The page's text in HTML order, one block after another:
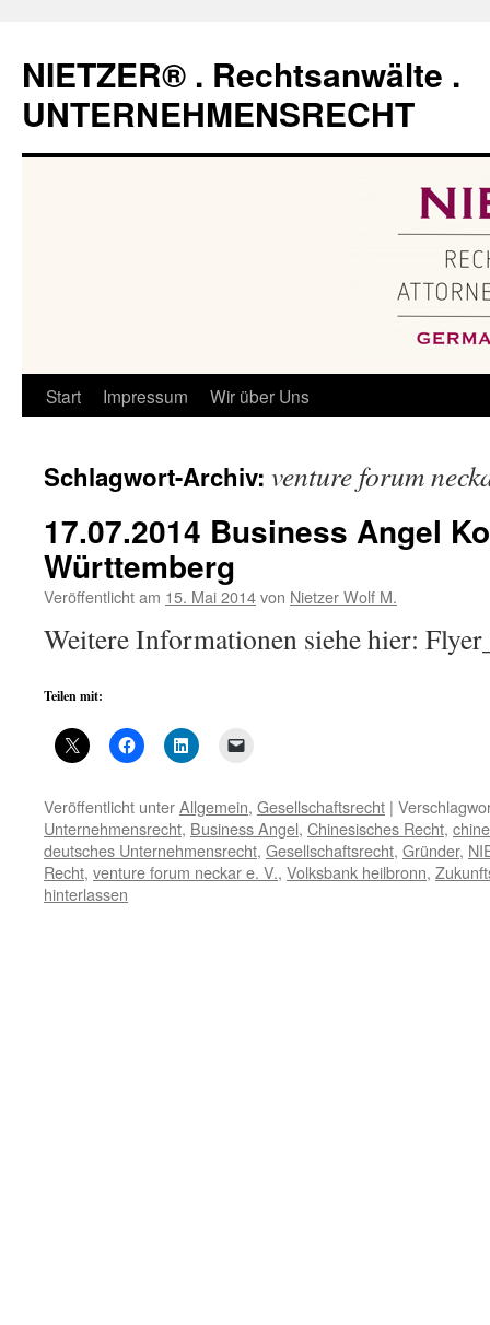
springen
NIETZER® . Rechtsanwälte .
UNTERNEHMENSRECHT
Start Impressum Wir über Uns
Schlagwort-Archiv: venture forum
17.07.2014 Business Angel
Württemberg
Veröffentlicht am 15. Mai 2014von Nietzer Wolf M.
Weitere Informationen siehe hier:
Teilen mit:
Veröffentlicht unterAllgemein, Gesellschaftsrecht |
Unternehmensrecht, Business Angel, Chinesisches Recht,
deutsches Unternehmensrecht, Gesellschaftsrecht, Gründer,
Recht, venture forum neckar e. V., Volksbank heilbronn,
hinterlassen